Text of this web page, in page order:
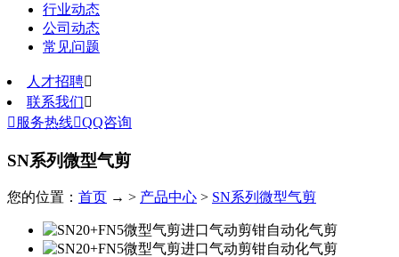
行业动态
公司动态
常见问题
人才招聘
联系我们
 服务热线QQ咨询
SN系列微型气剪
您的位置： 首页 → > 产品中心 > SN系列微型气剪